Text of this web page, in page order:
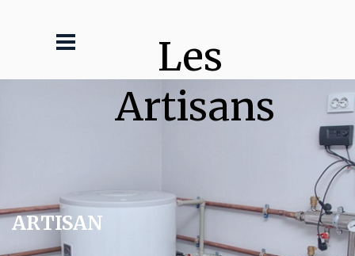
Les
Artisans
ARTISAN